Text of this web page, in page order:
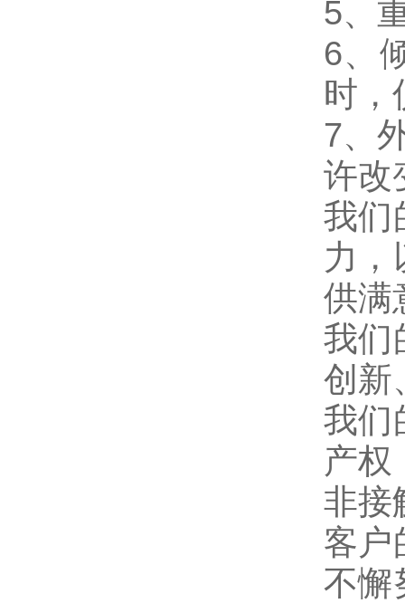
5、
6、
时，
7、
许改
我们
力，
供满
我们
创新
我们
产权
非接
客户
不懈